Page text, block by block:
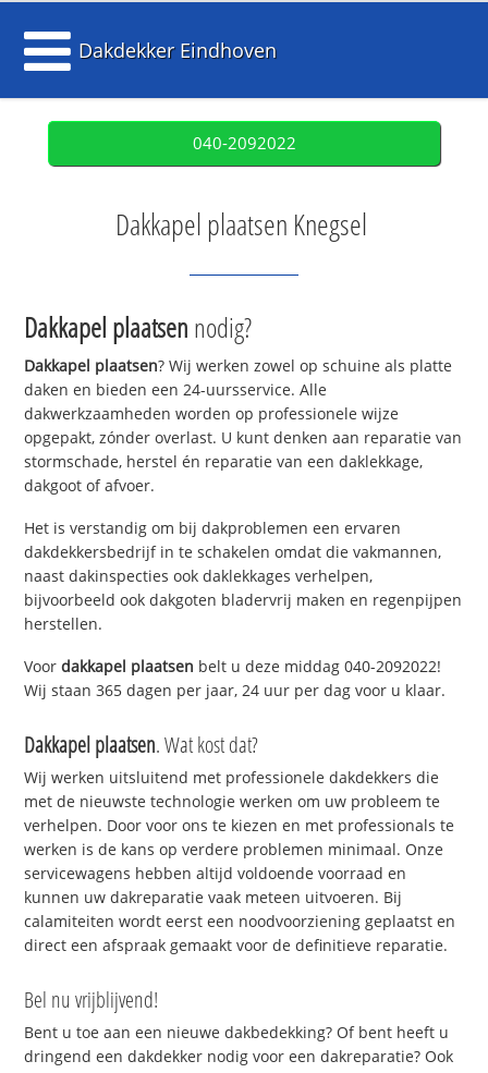
Dakdekker Eindhoven
040-2092022
Dakkapel plaatsen Knegsel
Dakkapel plaatsen nodig?
Dakkapel plaatsen? Wij werken zowel op schuine als platte
daken en bieden een 24-uursservice. Alle
dakwerkzaamheden worden op professionele wijze
opgepakt, zónder overlast. U kunt denken aan reparatie van
stormschade, herstel én reparatie van een daklekkage,
dakgoot of afvoer.
Het is verstandig om bij dakproblemen een ervaren
dakdekkersbedrijf in te schakelen omdat die vakmannen,
naast dakinspecties ook daklekkages verhelpen,
bijvoorbeeld ook dakgoten bladervrij maken en regenpijpen
herstellen.
Voordakkapel plaatsen belt u deze middag 040-2092022!
Wij staan 365 dagen per jaar, 24 uur per dag voor u klaar.
Dakkapel plaatsen. Wat kost dat?
Wij werken uitsluitend met professionele dakdekkers die
met de nieuwste technologie werken om uw probleem te
verhelpen. Door voor ons te kiezen en met professionals te
werken is de kans op verdere problemen minimaal. Onze
servicewagens hebben altijd voldoende voorraad en
kunnen uw dakreparatie vaak meteen uitvoeren. Bij
calamiteiten wordt eerst een noodvoorziening geplaatst en
direct een afspraak gemaakt voor de definitieve reparatie.
Bel nu vrijblijvend!
Bent u toe aan een nieuwe dakbedekking? Of bent heeft u
dringend een dakdekker nodig voor een dakreparatie? Ook